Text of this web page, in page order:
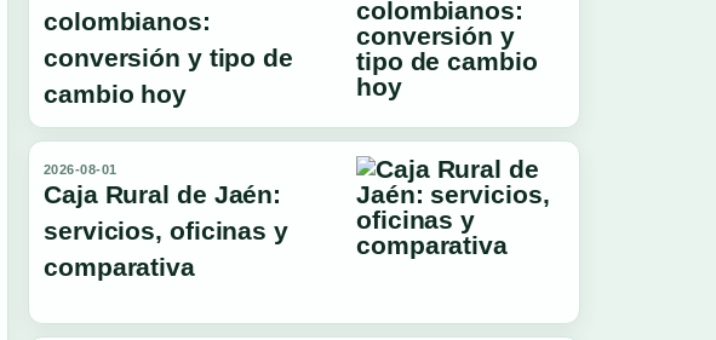
colombianos:
conversión y tipo de
cambio hoy
2026-08-01
Caja Rural de Jaén:
servicios, oficinas y
comparativa